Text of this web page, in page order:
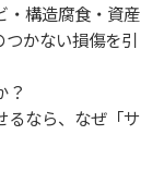
・構造腐食・資産
かない損傷を引
？
るなら、なぜ「サ